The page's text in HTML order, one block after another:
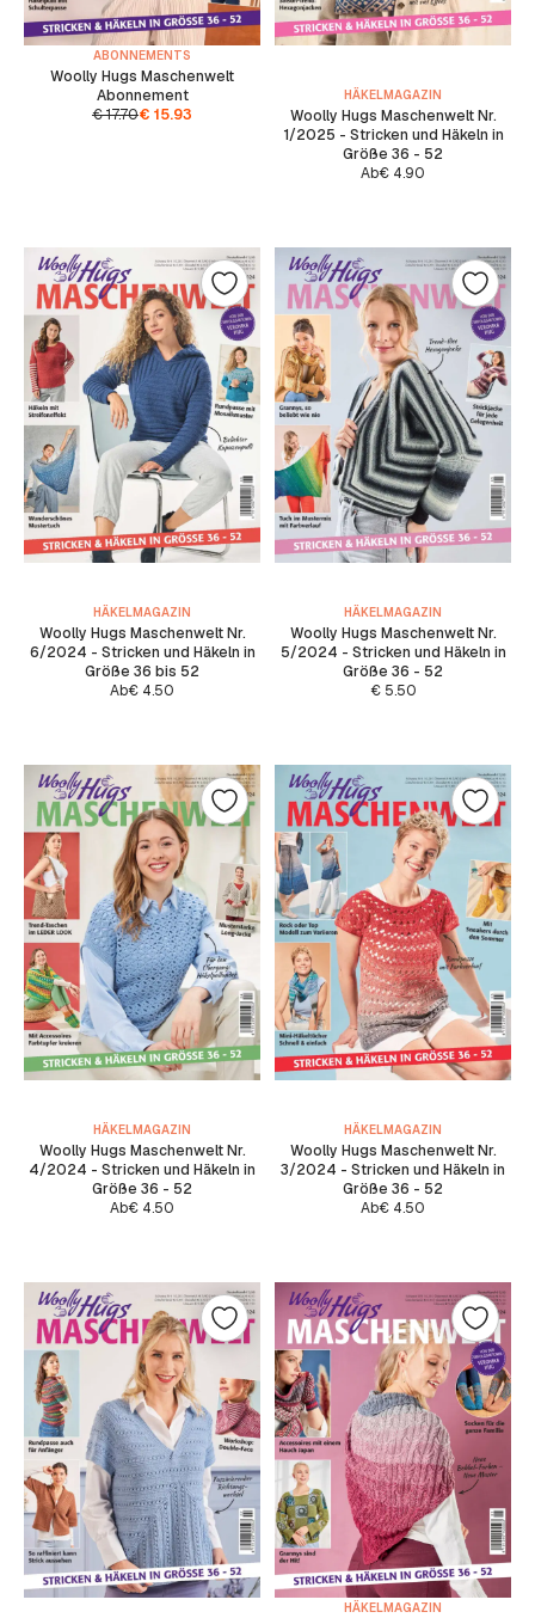
ABONNEMENTS
Woolly Hugs Maschenwelt
Abonnement
€17.70€ 15.93
HÄKELMAGAZIN
Woolly Hugs Maschenwelt Nr.
1/2025 - Stricken und Häkeln in
Größe 36 - 52
Ab€ 4.90
HÄKELMAGAZIN
Woolly Hugs Maschenwelt Nr.
6/2024 - Stricken und Häkeln in
Größe 36 bis 52
Ab€ 4.50
HÄKELMAGAZIN
Woolly Hugs Maschenwelt Nr.
5/2024 - Stricken und Häkeln in
Größe 36 - 52
€5.50
HÄKELMAGAZIN
Woolly Hugs Maschenwelt Nr.
4/2024 - Stricken und Häkeln in
Größe 36 - 52
Ab€ 4.50
HÄKELMAGAZIN
Woolly Hugs Maschenwelt Nr.
3/2024 - Stricken und Häkeln in
Größe 36 - 52
Ab€ 4.50
HÄKELMAGAZIN